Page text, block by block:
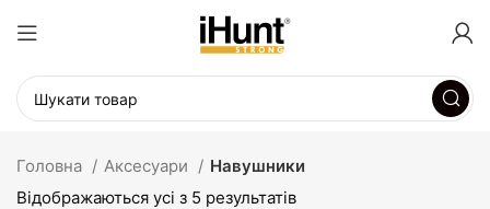
Головна Аксесуари
Навушники
Відображаються усі з 5 результатів